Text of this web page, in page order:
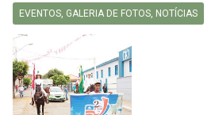
EVENTOS, GALERIA DE FOTOS, NOTÍCIAS